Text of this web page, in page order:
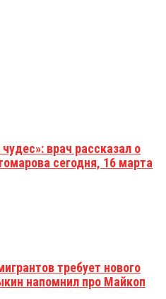
врач рассказал о
сегодня, 16 марта
требует нового
напомнил про Майкоп